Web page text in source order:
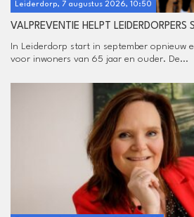
Leiderdorp, 7 augustus 2026, 10:50
VALPREVENTIE HELPT
In Leiderdorp start in september opnieuw
voor inwoners van 65 jaar en ouder. De...